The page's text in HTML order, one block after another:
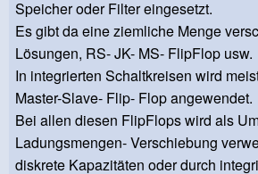
Speicher oder Filter eingesetzt.
Es gibt da eine ziemliche Menge
Lösungen, RS- JK- MS- FlipFlop usw.
In integrierten Schaltkreisen wird
Master-Slave- Flip- Flop angewendet.
Bei allen diesen FlipFlops wird als
Ladungsmengen- Verschiebung
diskrete Kapazitäten oder durch